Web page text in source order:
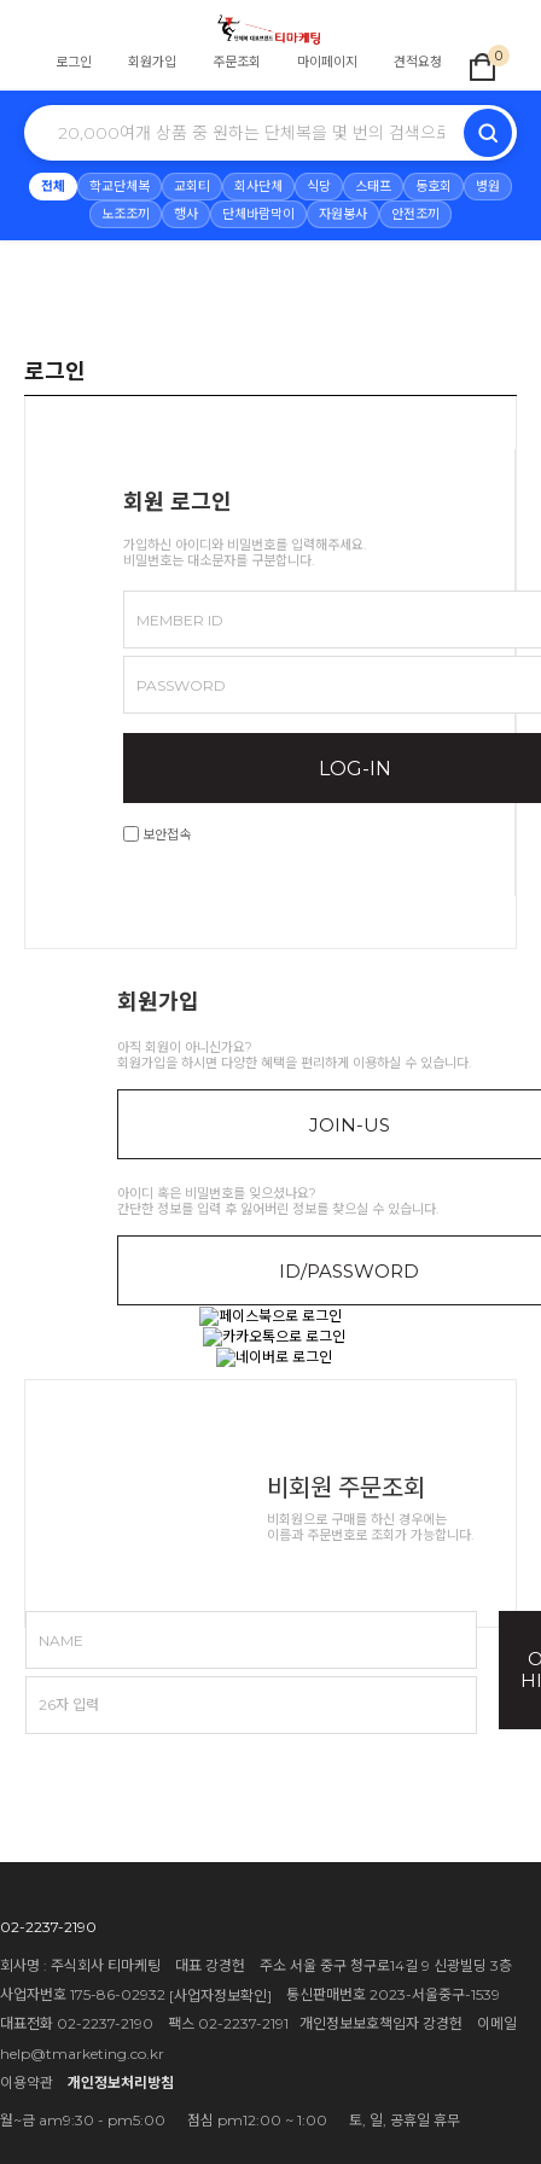
로그인 회원가입 주문조회 마이페이지 견적요청 0
전체 학교단체복 교회티 회사단체 식당 스태프 동호회
병원
노조조끼
행사 단체바람막이 자원봉사 안전조끼
로그인
회원 로그인
가입하신 아이디와 비밀번호를 입력해주세요.
비밀번호는 대소문자를 구분합니다.
MEMBER ID
PASSWORD
LOG-IN
보안접속
회원가입
아직 회원이 아니신가요?
회원가입을 하시면 다양한 혜택을 편리하게 이용하실 수 있습니다.
JOIN-US
아이디 혹은 비밀번호를 잊으셨나요?
간단한 정보를 입력 후 잃어버린 정보를 찾으실 수 있습니다.
ID/PASSWORD
비회원 주문조회
비회원으로 구매를 하신 경우에는
이름과 주문번호로 조회가 가능합니다.
NAME
02-2237-2190
회사명 : 주식회사 티마케팅 대표 강경헌 주소 서울 중구 청구로14길 9 신광빌딩 3층
사업자번호 175-86-02932 [사업자정보확인] 통신판매번호 2023-서울중구-1539
대표전화 02-2237-2190 팩스 02-2237-2191 개인정보보호책임자 강경헌 이메일
help@tmarketing.co.kr
이용약관
개인정보처리방침
월~금 am9:30 - pm5:00 점심 pm12:00 ~ 1:00 토, 일, 공휴일 휴무